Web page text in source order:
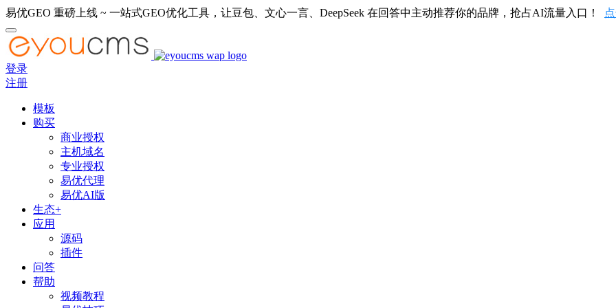
易优GEO 重磅上线 ~ 一站式GEO优化工具，让豆包、文心一言、DeepSeek 在回答中主动推荐你的品牌，抢占AI流量入口！
登录
注册
模板
购买
商业授权
主机域名
专业授权
易优代理
易优AI版
生态+
应用
源码
插件
问答
帮助
视频教程